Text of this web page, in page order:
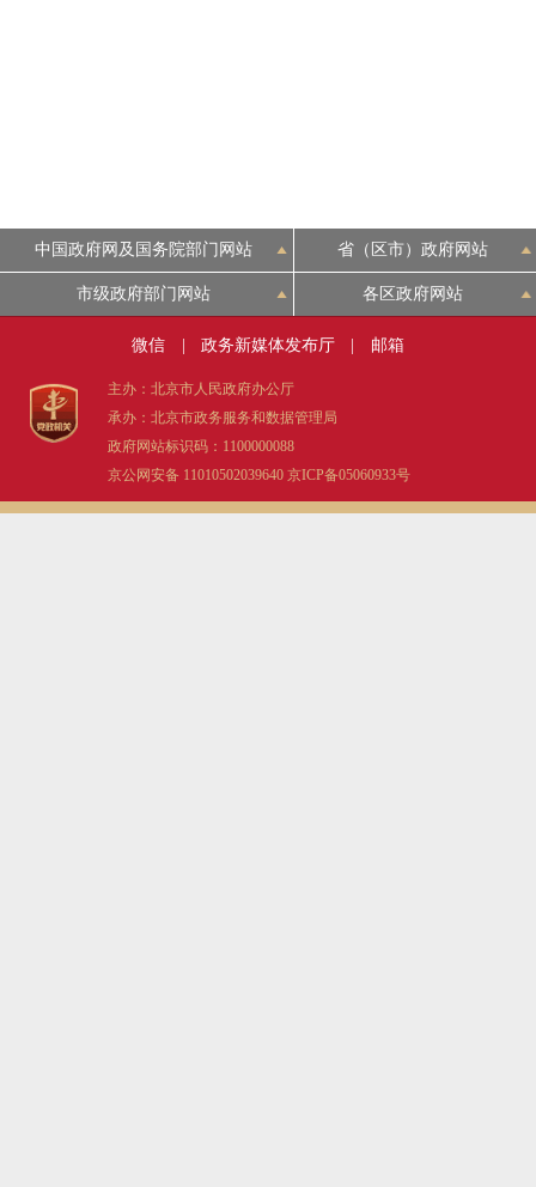
中国政府网及国务院部门网站 省（区市）政府网站
市级政府部门网站 各区政府网站
微信 政务新媒体发布厅 邮箱
主办：北京市人民政府办公厅
承办：北京市政务服务和数据管理局
政府网站标识码：1100000088
京公网安备 11010502039640 京ICP备05060933号